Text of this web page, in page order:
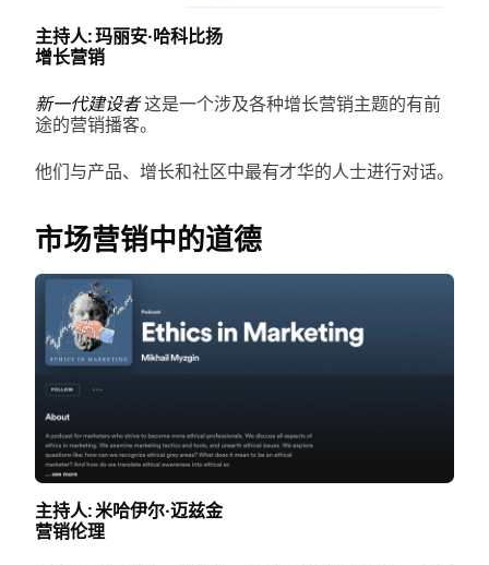
主持人: 玛丽安·哈科比扬
增长营销
新一代建设者这是一个涉及各种增长营销主题的有前
途的营销播客。
他们与产品、增长和社区中最有才华的人士进行对话。
市场营销中的道德
主持人: 米哈伊尔·迈兹金
营销伦理